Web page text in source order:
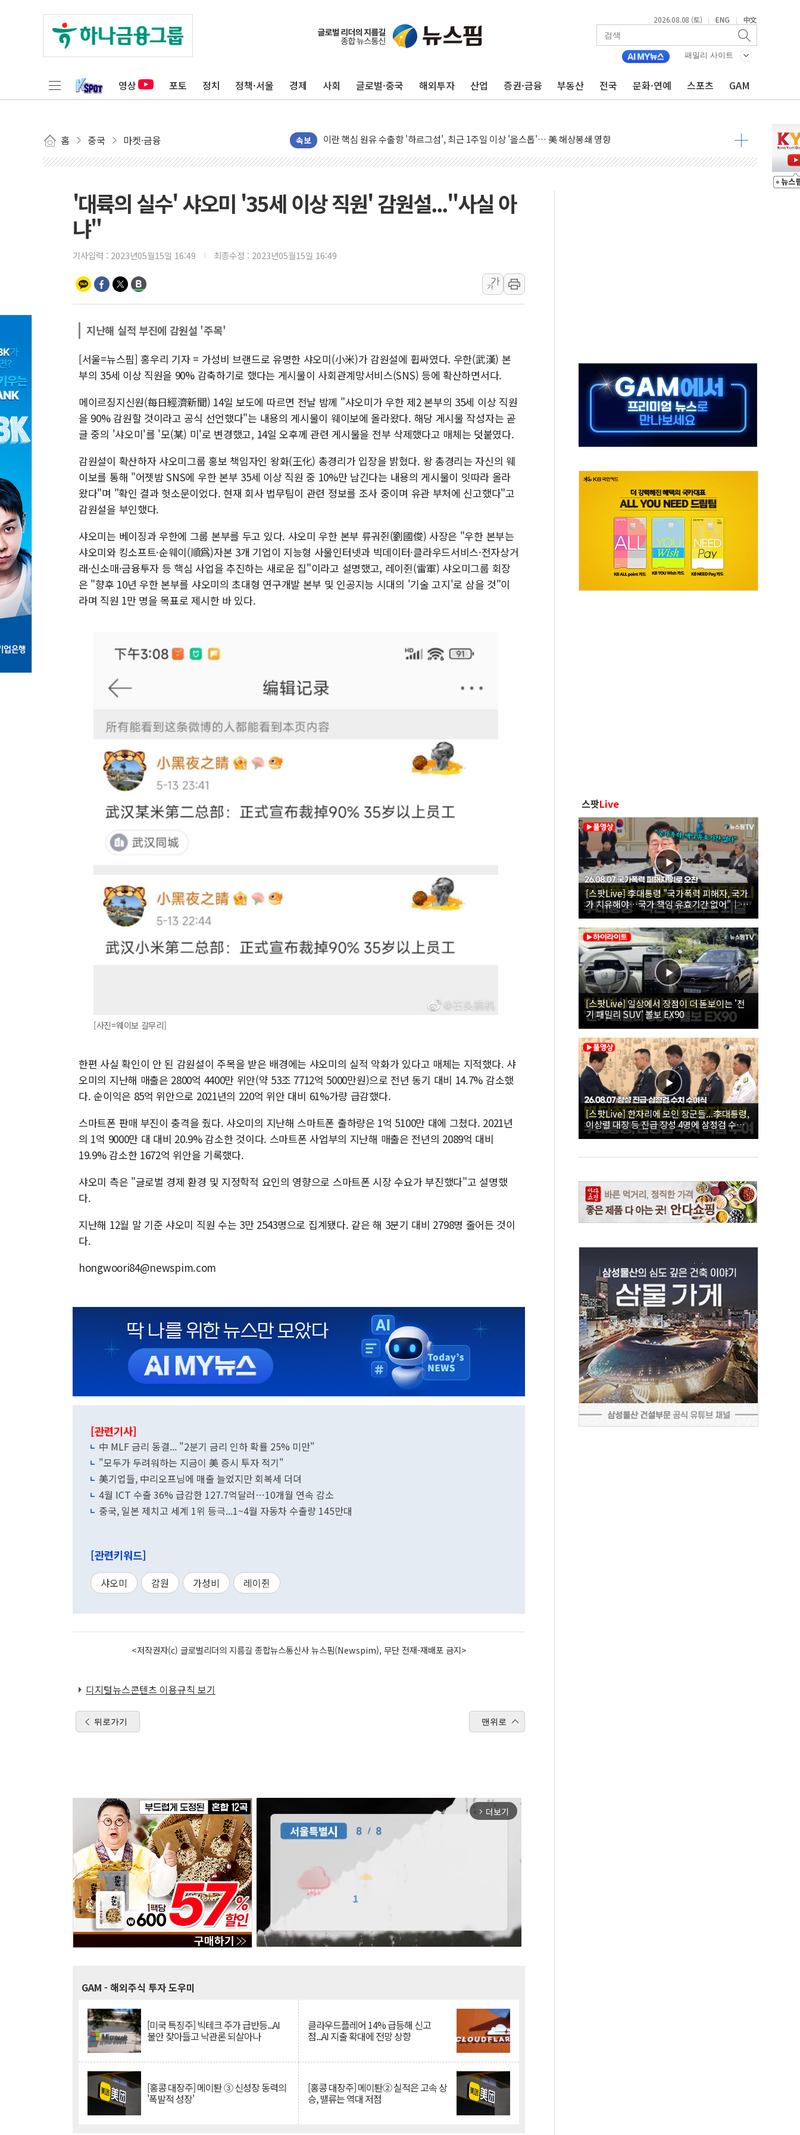
2026.08.08 (토) | ENG | 中文
패밀리 사이트
영상 포토 정치 정책·서울 경제 사회 글로벌·중국 해외투자 산업 증권·금융 부동산 전국 문화·연예 스포츠 GAM
홈 중국 마켓·금융 속보
유럽증시, 美 고용 예상 밖 부진에 연준 금리 인상 가능성 낮아지며 상승… STOXX 600 지수는 나흘 연속 최고치
미 연준 매파 기세 꺾이나…고용 감소에 9월 동결 전망 우세
트럼프, 백신·자폐증 행정명령 검토…"이르면 다음 주"
美 항소법원, 백악관 무도회장 공사 중단 명령…트럼프 제동
美 고용 쇼크에 엔화 장중 급등…시장은 "또 개입했나" 촉각
[AI MY 뉴스] 뉴욕 반도체주 프리뷰...美 고용 쇼크에 반도체주 '활짝'
[종합] 美 7월 고용 2만3000명 감소 '쇼크'…9월 금리 인상 기대 후퇴
[사진] 이슬람 수니파 3개국, 공동방위협정 체결
특정 정치인 측근 포항시 정책특보 내정설...포항시 '시끌'
李 "해남 태양광, 대한민국 다음 100년 밑거름…수도권 집중 완화 전환점"
[사진] 빈살만과 에르도안의 만남
이란와이어 "이란 최고지도자 위독…곧 사망해도 놀랍지 않아"
'대륙의 실수' 샤오미 '35세 이상 직원' 감원설..."사실 아
냐"
기사입력 : 2023년05월15일 16:49 최종수정 : 2023년05월15일 16:49
가
가
지난해 실적 부진에 감원설 '주목'
[서울=뉴스핌] 홍우리 기자 = 가성비 브랜드로 유명한 샤오미(小米)가 감원설에 휩싸였다. 우한(武漢) 본
부의 35세 이상 직원을 90% 감축하기로 했다는 게시물이 사회관계망서비스(SNS) 등에 확산하면서다.
메이르징지신원(每日經濟新聞) 14일 보도에 따르면 전날 밤께 "샤오미가 우한 제2 본부의 35세 이상 직원
을 90% 감원할 것이라고 공식 선언했다"는 내용의 게시물이 웨이보에 올라왔다. 해당 게시물 작성자는 곧
글 중의 '샤오미'를 '모(某) 미'로 변경했고, 14일 오후께 관련 게시물을 전부 삭제했다고 매체는 덧붙였다.
감원설이 확산하자 샤오미그룹 홍보 책임자인 왕화(王化) 총경리가 입장을 밝혔다. 왕 총경리는 자신의 웨
이보를 통해 "어젯밤 SNS에 우한 본부 35세 이상 직원 중 10%만 남긴다는 내용의 게시물이 잇따라 올라
왔다"며 "확인 결과 헛소문이었다. 현재 회사 법무팀이 관련 정보를 조사 중이며 유관 부처에 신고했다"고
감원설을 부인했다.
샤오미는 베이징과 우한에 그룹 본부를 두고 있다. 샤오미 우한 본부 류궈쥔(劉國俊) 사장은 "우한 본부는
샤오미와 킹소프트·순웨이(順爲)자본 3개 기업이 지능형 사물인터넷과 빅데이터·클라우드서비스·전자상거
래·신소매·금융투자 등 핵심 사업을 추진하는 새로운 집"이라고 설명했고, 레이쥔(雷軍) 샤오미그룹 회장
은 "향후 10년 우한 본부를 샤오미의 초대형 연구개발 본부 및 인공지능 시대의 '기술 고지'로 삼을 것"이
라며 직원 1만 명을 목표로 제시한 바 있다.
[사진=웨이보 갈무리]
한편 사실 확인이 안 된 감원설이 주목을 받은 배경에는 샤오미의 실적 악화가 있다고 매체는 지적했다. 샤
오미의 지난해 매출은 2800억 4400만 위안(약 53조 7712억 5000만원)으로 전년 동기 대비 14.7% 감소했
다. 순이익은 85억 위안으로 2021년의 220억 위안 대비 61%가량 급감했다.
스마트폰 판매 부진이 충격을 줬다. 샤오미의 지난해 스마트폰 출하량은 1억 5100만 대에 그쳤다. 2021년
의 1억 9000만 대 대비 20.9% 감소한 것이다. 스마트폰 사업부의 지난해 매출은 전년의 2089억 대비
19.9% 감소한 1672억 위안을 기록했다.
샤오미 측은 "글로벌 경제 환경 및 지정학적 요인의 영향으로 스마트폰 시장 수요가 부진했다"고 설명했
다.
지난해 12월 말 기준 샤오미 직원 수는 3만 2543명으로 집계됐다. 같은 해 3분기 대비 2798명 줄어든 것이
다.
hongwoori84@newspim.com
[관련기사]
中 MLF 금리 동결... "2분기 금리 인하 확률 25% 미만"
"모두가 두려워하는 지금이 美 증시 투자 적기"
美기업들, 中리오프닝에 매출 늘었지만 회복세 더뎌
4월 ICT 수출 36% 급감한 127.7억달러…10개월 연속 감소
중국, 일본 제치고 세계 1위 등극...1~4월 자동차 수출량 145만대
[관련키워드]
샤오미 감원 가성비 레이쥔
<저작권자(c) 글로벌리더의 지름길 종합뉴스통신사 뉴스핌(Newspim), 무단 전재-재배포 금지>
디지털뉴스콘텐츠 이용규칙 보기
뒤로가기 맨위로
arrow_forward_ios 더보기
GAM - 해외주식 투자 도우미
[미국 특징주] 빅테크 주가 급반등...AI
불안 잦아들고 낙관론 되살아나
클라우드플레어 14% 급등해 신고
점...AI 지출 확대에 전망 상향
[홍콩 대장주] 메이퇀 ③ 신성장 동력의
'폭발적 성장'
[홍콩 대장주] 메이퇀② 실적은 고속 상
승, 밸류는 역대 저점
스팟Live
[스팟Live] 李대통령 "국가폭력 피해자, 국가
가 치유해야…국가 책임 유효기간 없어"｜
26.08.07 국가폭력 피해자 위로 오찬
[스팟Live] 일상에서 장점이 더 돋보이는 '전
기 패밀리 SUV' 볼보 EX90
[스팟Live] 한자리에 모인 장군들...李대통령,
이상렬 대장 등 진급 장성 4명에 삼정검 수치
직접 수여｜26.08.07 장성 진급·삼정검 수치